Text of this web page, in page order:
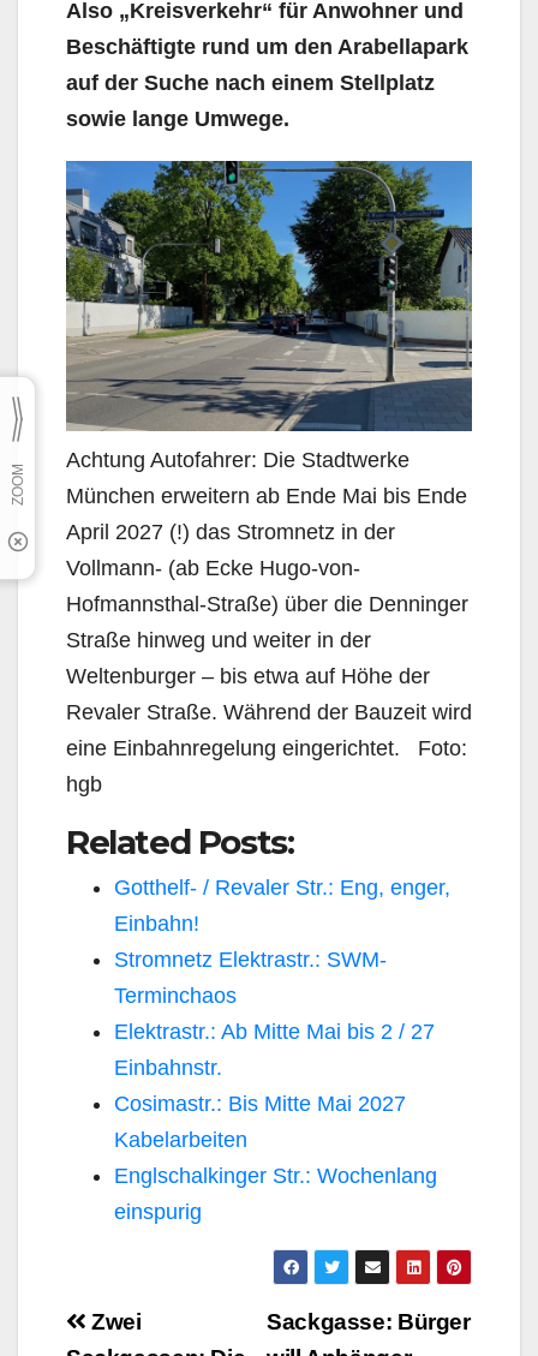
Also „Kreisverkehr“ für Anwohner und
Beschäftigte rund um den Arabellapark
auf der Suche nach einem Stellplatz
sowie lange Umwege.
Achtung Autofahrer: Die Stadtwerke
München erweitern ab Ende Mai bis Ende
April 2027 (!) das Stromnetz in der
Vollmann- (ab Ecke Hugo-von-
Hofmannsthal-Straße) über die Denninger
Straße hinweg und weiter in der
Weltenburger – bis etwa auf Höhe der
Revaler Straße. Während der Bauzeit wird
eine Einbahnregelung eingerichtet. Foto:
hgb
Related Posts:
Gotthelf- / Revaler Str.: Eng, enger,
Einbahn!
Stromnetz Elektrastr.: SWM-
Terminchaos
Elektrastr.: Ab Mitte Mai bis 2 / 27
Einbahnstr.
Cosimastr.: Bis Mitte Mai 2027
Kabelarbeiten
Englschalkinger Str.: Wochenlang
einspurig
Beitragsnavigation
Sackgasse: Bürger
Zwei